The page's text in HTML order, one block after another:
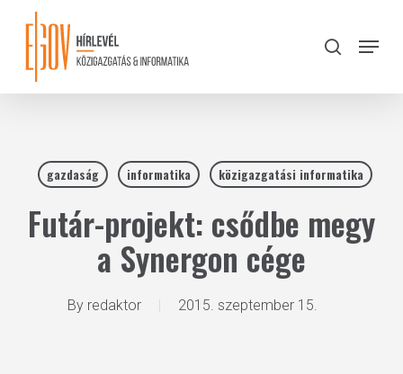
content
search
Menu
gazdaság informatika közigazgatási informatika
Futár-projekt: csődbe megy
a Synergon cége
By redaktor 2015. szeptember 15.
Close